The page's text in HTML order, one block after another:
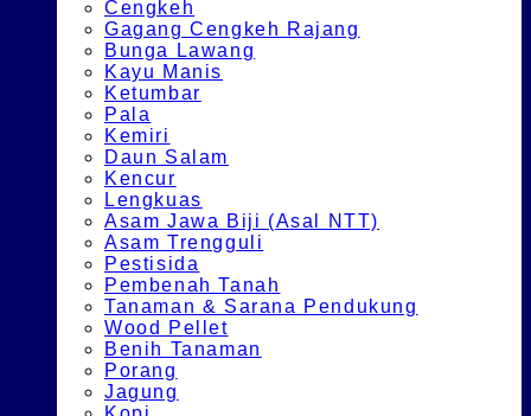
Cengkeh
Gagang Cengkeh Rajang
Bunga Lawang
Kayu Manis
Ketumbar
Pala
Kemiri
Daun Salam
Kencur
Lengkuas
Asam Jawa Biji (Asal NTT)
Asam Trengguli
Pestisida
Pembenah Tanah
Tanaman & Sarana Pendukung
Wood Pellet
Benih Tanaman
Porang
Jagung